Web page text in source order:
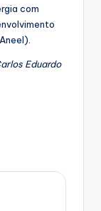
com
Eduardo